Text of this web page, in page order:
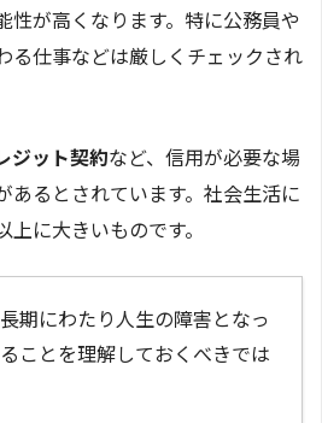
性が高くなります。特に公務員や
る仕事などは厳しくチェックされ
ジット契約など、信用が必要な場
あるとされています。社会生活に
に大きいものです。
期にわたり人生の障害となっ
ことを理解しておくべきでは